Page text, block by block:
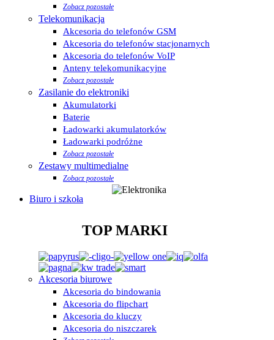
Zobacz pozostałe
Telekomunikacja
Akcesoria do telefonów GSM
Akcesoria do telefonów stacjonarnych
Akcesoria do telefonów VoIP
Anteny telekomunikacyjne
Zobacz pozostałe
Zasilanie do elektroniki
Akumulatorki
Baterie
Ładowarki akumulatorków
Ładowarki podróżne
Zobacz pozostałe
Zestawy multimedialne
Zobacz pozostałe
Biuro i szkoła
TOP MARKI
Akcesoria biurowe
Akcesoria do bindowania
Akcesoria do flipchart
Akcesoria do kluczy
Akcesoria do niszczarek